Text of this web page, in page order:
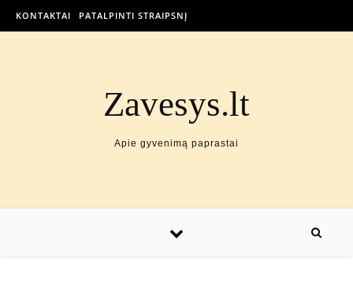
KONTAKTAI PATALPINTI STRAIPSNĮ
Zavesys.lt
Apie gyvenimą paprastai